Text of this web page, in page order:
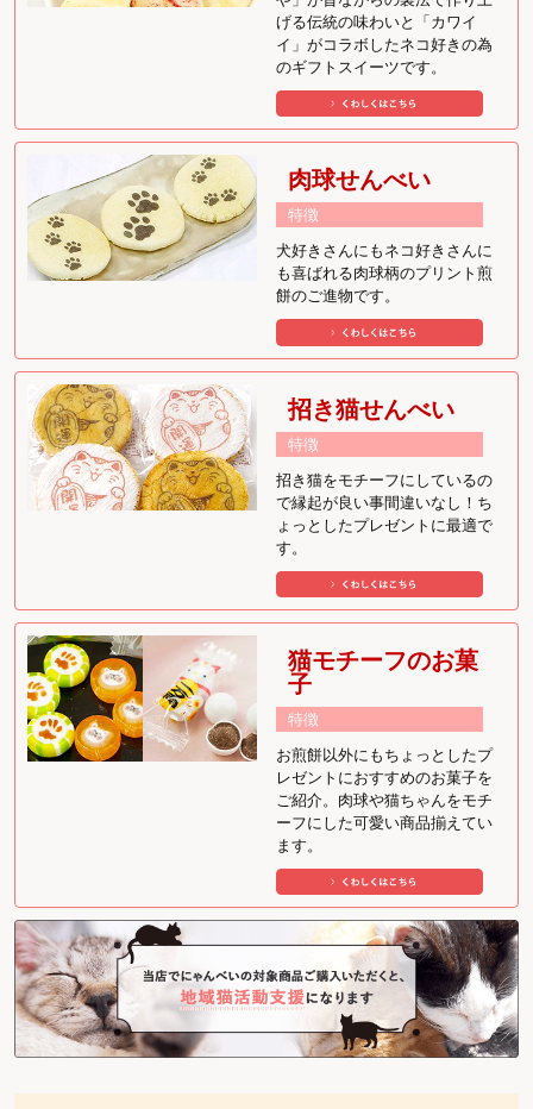
げる伝統の味わいと「カワイ
イ」がコラボしたネコ好きの為
のギフトスイーツです。
肉球せんべい
特徴
犬好きさんにもネコ好きさんに
も喜ばれる肉球柄のプリント煎
餅のご進物です。
招き猫せんべい
特徴
招き猫をモチーフにしているの
で縁起が良い事間違いなし！ち
ょっとしたプレゼントに最適で
す。
猫モチーフのお菓
子
特徴
お煎餅以外にもちょっとしたプ
レゼントにおすすめのお菓子を
ご紹介。肉球や猫ちゃんをモチ
ーフにした可愛い商品揃えてい
ます。